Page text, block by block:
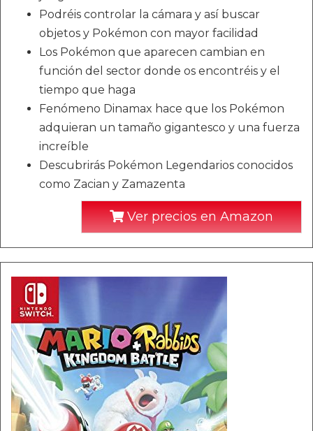
Podréis controlar la cámara y así buscar
objetos y Pokémon con mayor facilidad
Los Pokémon que aparecen cambian en
función del sector donde os encontréis y el
tiempo que haga
Fenómeno Dinamax hace que los Pokémon
adquieran un tamaño gigantesco y una fuerza
increíble
Descubrirás Pokémon Legendarios conocidos
como Zacian y Zamazenta
Ver precios en Amazon